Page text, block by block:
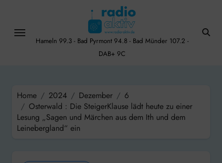
content
Hameln 99.3 - Bad Pyrmont 94.8 - Bad Münder 107.2 -
DAB+ 9C
Home 2024 Dezember
6
Osterwald : Die SteigerKlause lädt heute zu einer
Lesung „Sagen und Märchen aus dem Ith und dem
Leinebergland“ ein